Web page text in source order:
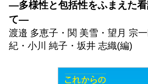
―多様性と包括性をふまえた
て―
渡邉 多恵子 ・ 関 美雪 ・ 望月 宗
紀・ 小川 純子 ・ 坂井 志織(編)